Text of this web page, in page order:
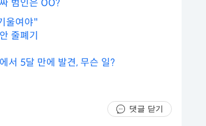
범인은 OO?
울여야"
줄폐기
서 5달 만에 발견, 무슨 일?
댓글 닫기